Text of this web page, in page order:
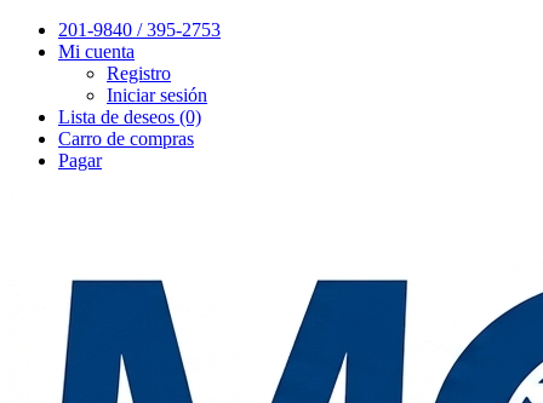
201-9840 / 395-2753
Mi cuenta
Registro
Iniciar sesión
Lista de deseos (0)
Carro de compras
Pagar